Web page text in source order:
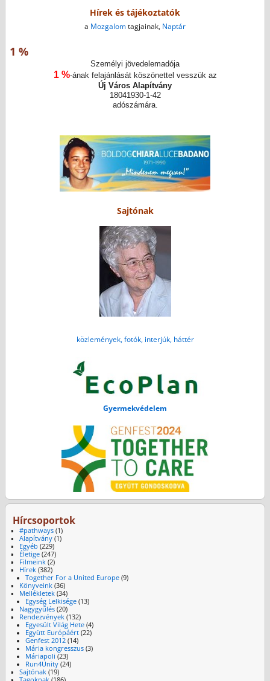
Hírek és tájékoztatók
a Mozgalomtagjainak, Naptár
1 %
Személyi jövedelemadója
1 %-ának felajánlását köszönettel vesszük az
Új Város Alapítvány
18041930-1-42
adószámára.
Sajtónak
közlemények, fotók, interjúk, háttér
Gyermekvédelem
Hírcsoportok
#pathways(1)
Alapítvány(1)
Egyéb (229)
Életige(247)
Filmeink(2)
Hírek(382)
Together For a United Europe (9)
Könyveink(36)
Mellékletek(34)
Egység Lelkisége (13)
Nagygyűlés(20)
Rendezvények(132)
Egyesült Világ Hete (4)
Együtt Európáért (22)
Genfest 2012 (14)
Mária kongresszus (3)
Máriapoli (23)
Run4Unity (24)
Sajtónak(19)